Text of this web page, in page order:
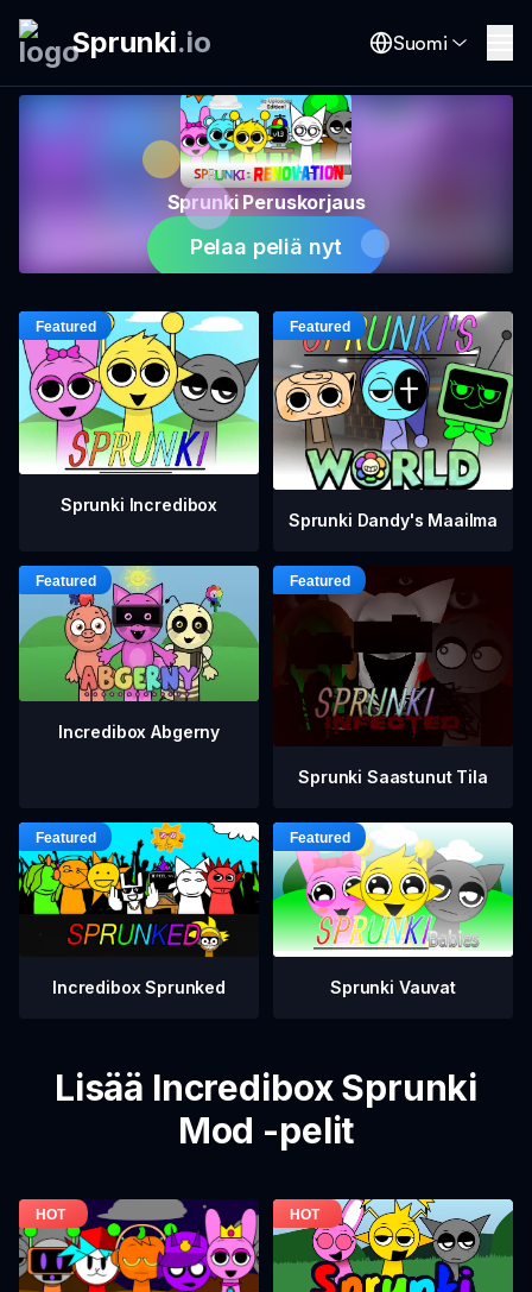
Sprunki.io Suomi
Sprunki Peruskorjaus
Pelaa peliä nyt
Sprunki Incredibox
Sprunki Dandy's Maailma
Incredibox Abgerny
Sprunki Saastunut Tila
Incredibox Sprunked Sprunki Vauvat
Lisää Incredibox Sprunki
Mod -pelit